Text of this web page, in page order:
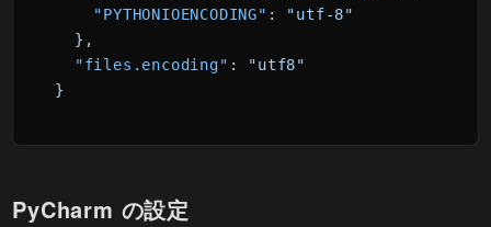
"PYTHONIOENCODING" :
"utf-8"
} ,
"files.encoding" :
"utf8"
}
PyCharm の設定